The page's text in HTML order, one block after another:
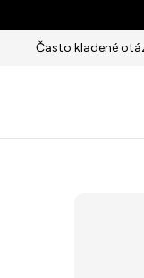
na
obsahČasto kladené